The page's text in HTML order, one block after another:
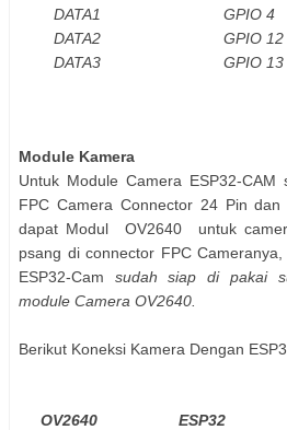
DATA1
GPIO 4
DATA2
GPIO 12
DATA3
GPIO 13
Module Kamera
Untuk Module Camera ESP32-CAM
FPC Camera Connector 24 Pin
dapat Modul OV2640 untuk
psang di connector FPC
ESP32-Cam sudah siap di pakai
module Camera OV2640.
Berikut Koneksi Kamera Dengan
OV2640
ESP32